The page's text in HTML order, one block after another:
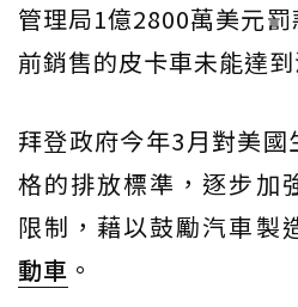
管理局1億2800萬美元
前銷售的皮卡車未能達到
拜登政府今年3月對美
格的排放標準，逐步加
限制，藉以鼓勵汽車製
動車 。